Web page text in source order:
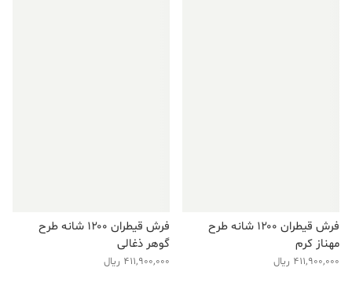
فرش قیطران ۱۲۰۰ شانه طرح
مهناز کرم
411,900,000 ریال
فرش قیطران ۱۲۰۰ شانه طرح
گوهر ذغالی
411,900,000 ریال